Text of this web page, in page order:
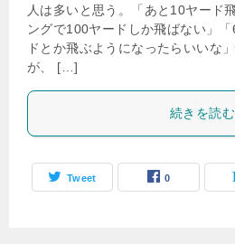
人は多いと思う。「あと10ヤード
ングで100ヤードしか飛ばない」
ドとか飛ぶようになったらいいな
が、 […]
続きを読む
Tweet 0